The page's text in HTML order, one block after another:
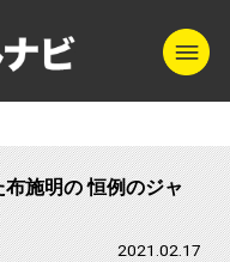
テレ朝チャンネ
施明の 恒例のジャ
2021.02.17